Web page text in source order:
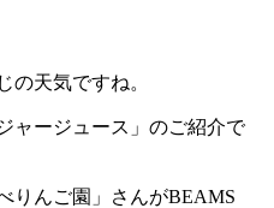
の天気ですね。
ャージュース」のご紹介で
りんご園」さんがBEAMS